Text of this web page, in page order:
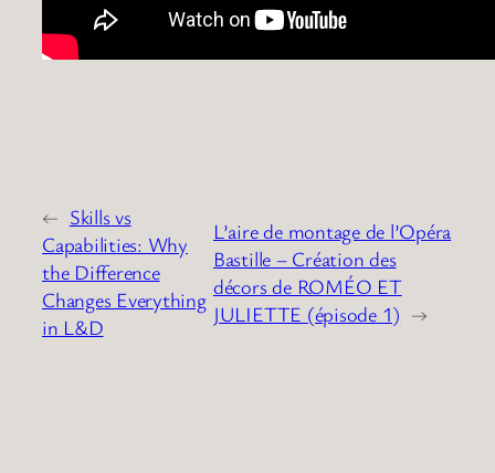
← Skills vs
Capabilities: Why
the Difference
Changes Everything
in L&D
L’aire de montage de l’Opéra
Bastille – Création des
décors de ROMÉO ET
JULIETTE (épisode 1) →